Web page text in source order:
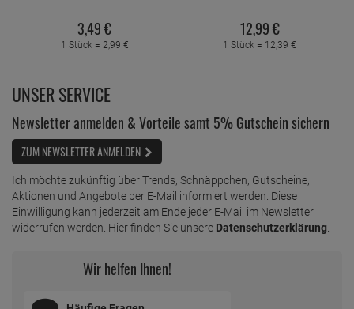
3,49€
1 Stück = 2,99 €
12,99€
1 Stück = 12,39 €
UNSER SERVICE
Newsletter anmelden & Vorteile samt 5% Gutschein sichern
ZUM NEWSLETTER ANMELDEN
Ich möchte zukünftig über Trends, Schnäppchen, Gutscheine,
Aktionen und Angebote per E-Mail informiert werden. Diese
Einwilligung kann jederzeit am Ende jeder E-Mail im Newsletter
widerrufen werden. Hier finden Sie unsere Datenschutzerklärung
Wir helfen Ihnen!